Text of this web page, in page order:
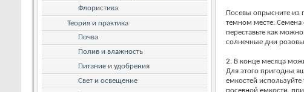
Посевы опрысните из
темном месте. Семена
переставьте как
солнечные дни
2. В конце месяца
Для этого пригодны
емкостей
посевной емкости,
Флористика
Теория и практика
Почва
Полив и влажность
Питание и удобрения
Свет и освещение